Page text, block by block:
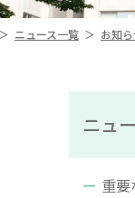
ニュース一覧 ＞ お知
ニュ
重